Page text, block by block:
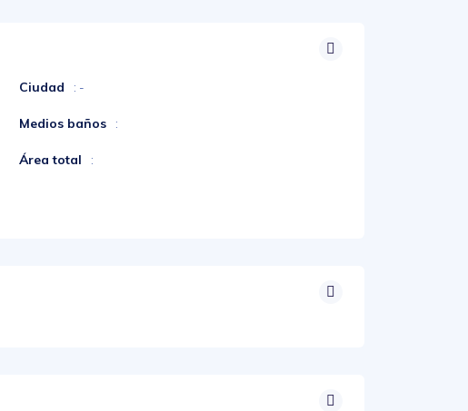
Ciudad : -
Medios baños :
Área total :